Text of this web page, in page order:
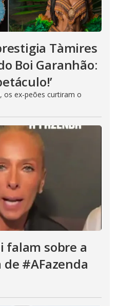
Tàmires
Boi Garanhão:
os ex-peões curtiram o
falam sobre a
#AFazenda